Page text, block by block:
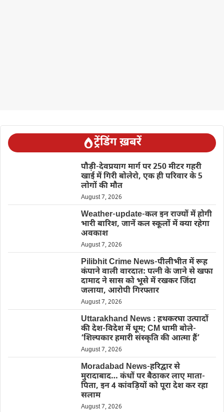
ट्रेंडिंग ख़बरें
पौड़ी-देवप्रयाग मार्ग पर 250 मीटर गहरी
खाई में गिरी बोलेरो, एक ही परिवार के 5
लोगों की मौत
August 7, 2026
Weather-update-कल इन राज्यों में होगी
भारी बारिश, जानें कल स्कूलों में क्या रहेगा
अवकाश
August 7, 2026
Pilibhit Crime News-पीलीभीत में रूह
कंपाने वाली वारदात: पत्नी के जाने से खफा
दामाद ने सास को भूसे में रखकर जिंदा
जलाया, आरोपी गिरफ्तार
August 7, 2026
Uttarakhand News : हथकरघा उत्पादों
की देश-विदेश में धूम; CM धामी बोले-
‘शिल्पकार हमारी संस्कृति की आत्मा हैं’
August 7, 2026
Moradabad News-हरिद्वार से
मुरादाबाद… कंधों पर बैठाकर लाए माता-
पिता, इन 4 कांवड़ियों को पूरा देश कर रहा
सलाम
August 7, 2026